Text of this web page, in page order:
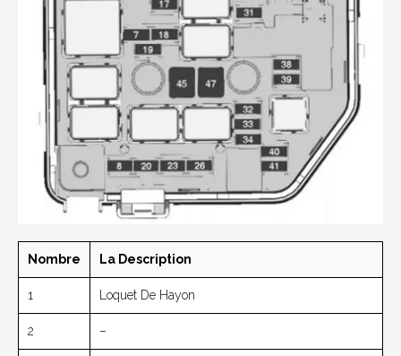
Nombre La Description
1 Loquet De Hayon
2 –